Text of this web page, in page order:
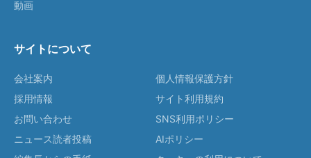
動画
サイトについて
会社案内
採用情報
お問い合わせ
ニュース読者投稿
個人情報保護方針
サイト利用規約
SNS利用ポリシー
AIポリシー